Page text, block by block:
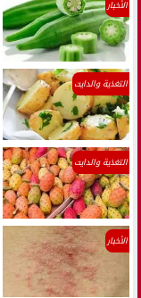
الأخبار
التغذية والدايت
التغذية والدايت
الأخبار